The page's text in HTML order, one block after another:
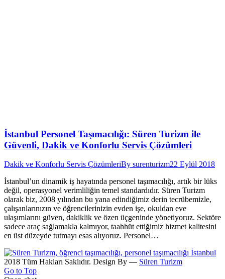
İstanbul Personel Taşımacılığı: Süren Turizm ile
Güvenli, Dakik ve Konforlu Servis Çözümleri
Dakik ve Konforlu Servis ÇözümleriBy surenturizm22 Eylül 2018
İstanbul’un dinamik iş hayatında personel taşımacılığı, artık bir lüks
değil, operasyonel verimliliğin temel standardıdır. Süren Turizm
olarak biz, 2008 yılından bu yana edindiğimiz derin tecrübemizle,
çalışanlarınızın ve öğrencilerinizin evden işe, okuldan eve
ulaşımlarını güven, dakiklik ve özen üçgeninde yönetiyoruz. Sektöre
sadece araç sağlamakla kalmıyor, taahhüt ettiğimiz hizmet kalitesini
en üst düzeyde tutmayı esas alıyoruz. Personel…
2018 Tüm Hakları Saklıdır. Design By — Süren Turizm
Go to Top